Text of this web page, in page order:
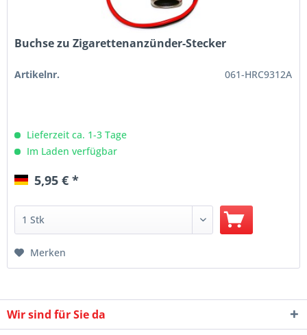
Buchse zu Zigarettenanzünder-Stecker
Artikelnr. 061-HRC9312A
Lieferzeit ca. 1-3 Tage
Im Laden verfügbar
5,95 € *
Merken
Wir sind für Sie da